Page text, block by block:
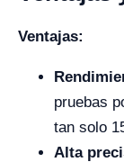
Ventajas:
pruebas
tan solo
Alta